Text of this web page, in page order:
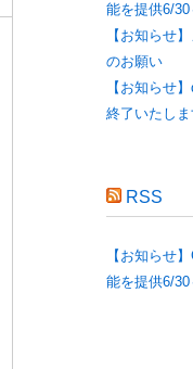
能を提供6/30
【お知らせ
のお願い
【お知らせ
終了いたしま
RSS
【お知らせ
能を提供6/30